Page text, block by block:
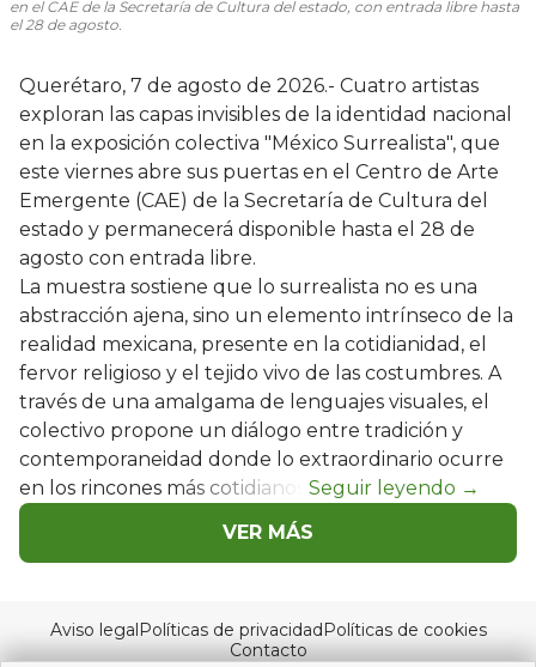
en el CAE de la Secretaría de Cultura del estado, con entrada libre hasta
el 28 de agosto.
Querétaro, 7 de agosto de 2026.- Cuatro artistas
exploran las capas invisibles de la identidad nacional
en la exposición colectiva "México Surrealista", que
este viernes abre sus puertas en el Centro de Arte
Emergente (CAE) de la Secretaría de Cultura del
estado y permanecerá disponible hasta el 28 de
agosto con entrada libre.
La muestra sostiene que lo surrealista no es una
abstracción ajena, sino un elemento intrínseco de la
realidad mexicana, presente en la cotidianidad, el
fervor religioso y el tejido vivo de las costumbres. A
través de una amalgama de lenguajes visuales, el
colectivo propone un diálogo entre tradición y
contemporaneidad donde lo extraordinario ocurre
en los rincones más cotidianos.
VER MÁS
Aviso legalPolíticas de privacidadPolíticas de cookies
Contacto